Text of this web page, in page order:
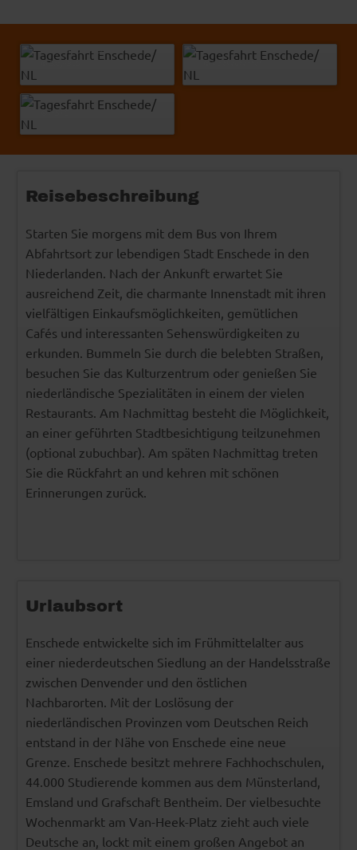
Alexander Demyanenko - Fotolia
© Easy-BUS
© VisitKeukenhof
© NBTC
Reisebeschreibung
Starten Sie morgens mit dem Bus von Ihrem
Abfahrtsort zur lebendigen Stadt Enschede in den
Niederlanden. Nach der Ankunft erwartet Sie
ausreichend Zeit, die charmante Innenstadt mit ihren
vielfältigen Einkaufsmöglichkeiten, gemütlichen
Cafés und interessanten Sehenswürdigkeiten zu
erkunden. Bummeln Sie durch die belebten Straßen,
besuchen Sie das Kulturzentrum oder genießen Sie
niederländische Spezialitäten in einem der vielen
Restaurants. Am Nachmittag besteht die Möglichkeit,
an einer geführten Stadtbesichtigung teilzunehmen
(optional zubuchbar). Am späten Nachmittag treten
Sie die Rückfahrt an und kehren mit schönen
Erinnerungen zurück.
Urlaubsort
Enschede entwickelte sich im Frühmittelalter aus
einer niederdeutschen Siedlung an der Handelsstraße
zwischen Denvender und den östlichen
Nachbarorten. Mit der Loslösung der
niederländischen Provinzen vom Deutschen Reich
entstand in der Nähe von Enschede eine neue
Grenze. Enschede besitzt mehrere Fachhochschulen,
44.000 Studierende kommen aus dem Münsterland,
Emsland und Grafschaft Bentheim. Der vielbesuchte
Wochenmarkt am Van-Heek-Platz zieht auch viele
Deutsche an, lockt mit einem großen Angebot an